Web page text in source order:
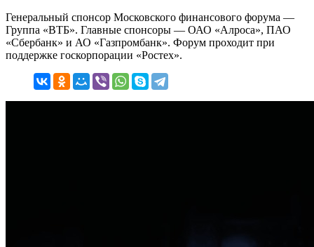
Генеральный спонсор Московского финансового форума —
Группа «ВТБ». Главные спонсоры — ОАО «Алроса», ПАО
«Сбербанк» и АО «Газпромбанк». Форум проходит при
поддержке госкорпорации «Ростех».